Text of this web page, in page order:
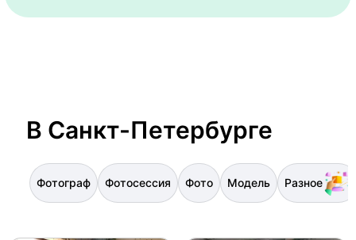
В Санкт-Петербурге
Фотограф Фотосессия Фото Модель Разное